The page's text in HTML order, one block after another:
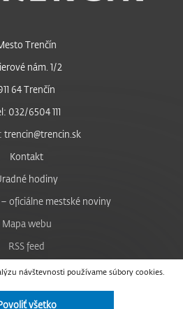
návštevnosti používame súbory cookies.
všetko
Trenčín
nám. 1/2
64 Trenčín
032/6504 111
trencin@trencin.sk
Kontakt
hodiny
oficiálne mestské noviny
Mapa webu
RSS feed
cookies
Facebook